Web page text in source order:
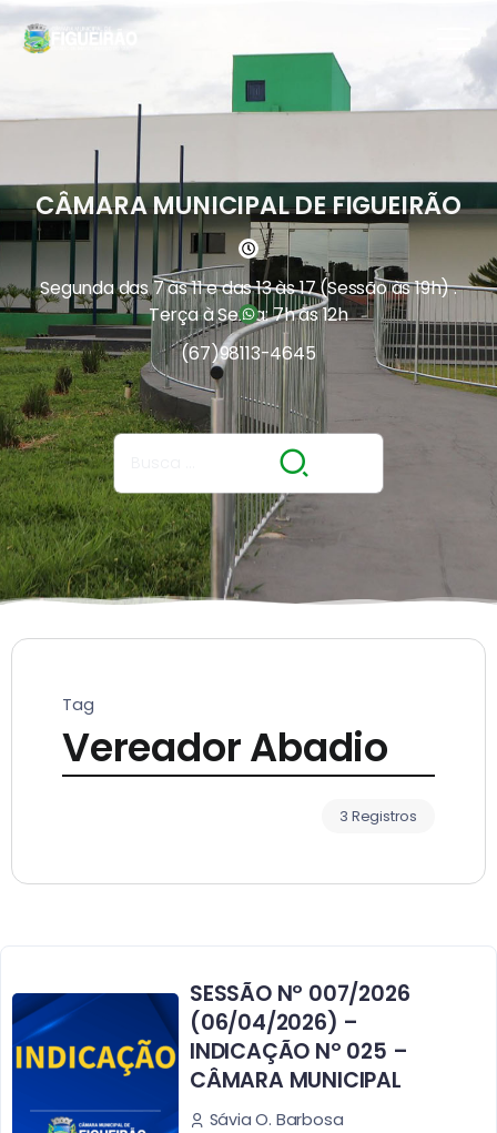
CÂMARA MUNICIPAL DE FIGUEIRÃO
Segunda das 7 às 11 e das 13 às 17 (Sessão às 19h) .
Terça à Sexta: 7h às 12h
(67)98113-4645
Tag
Vereador Abadio
3 Registros
SESSÃO Nº 007/2026
(06/04/2026) –
INDICAÇÃO Nº 025 –
CÂMARA MUNICIPAL
Sávia O. Barbosa